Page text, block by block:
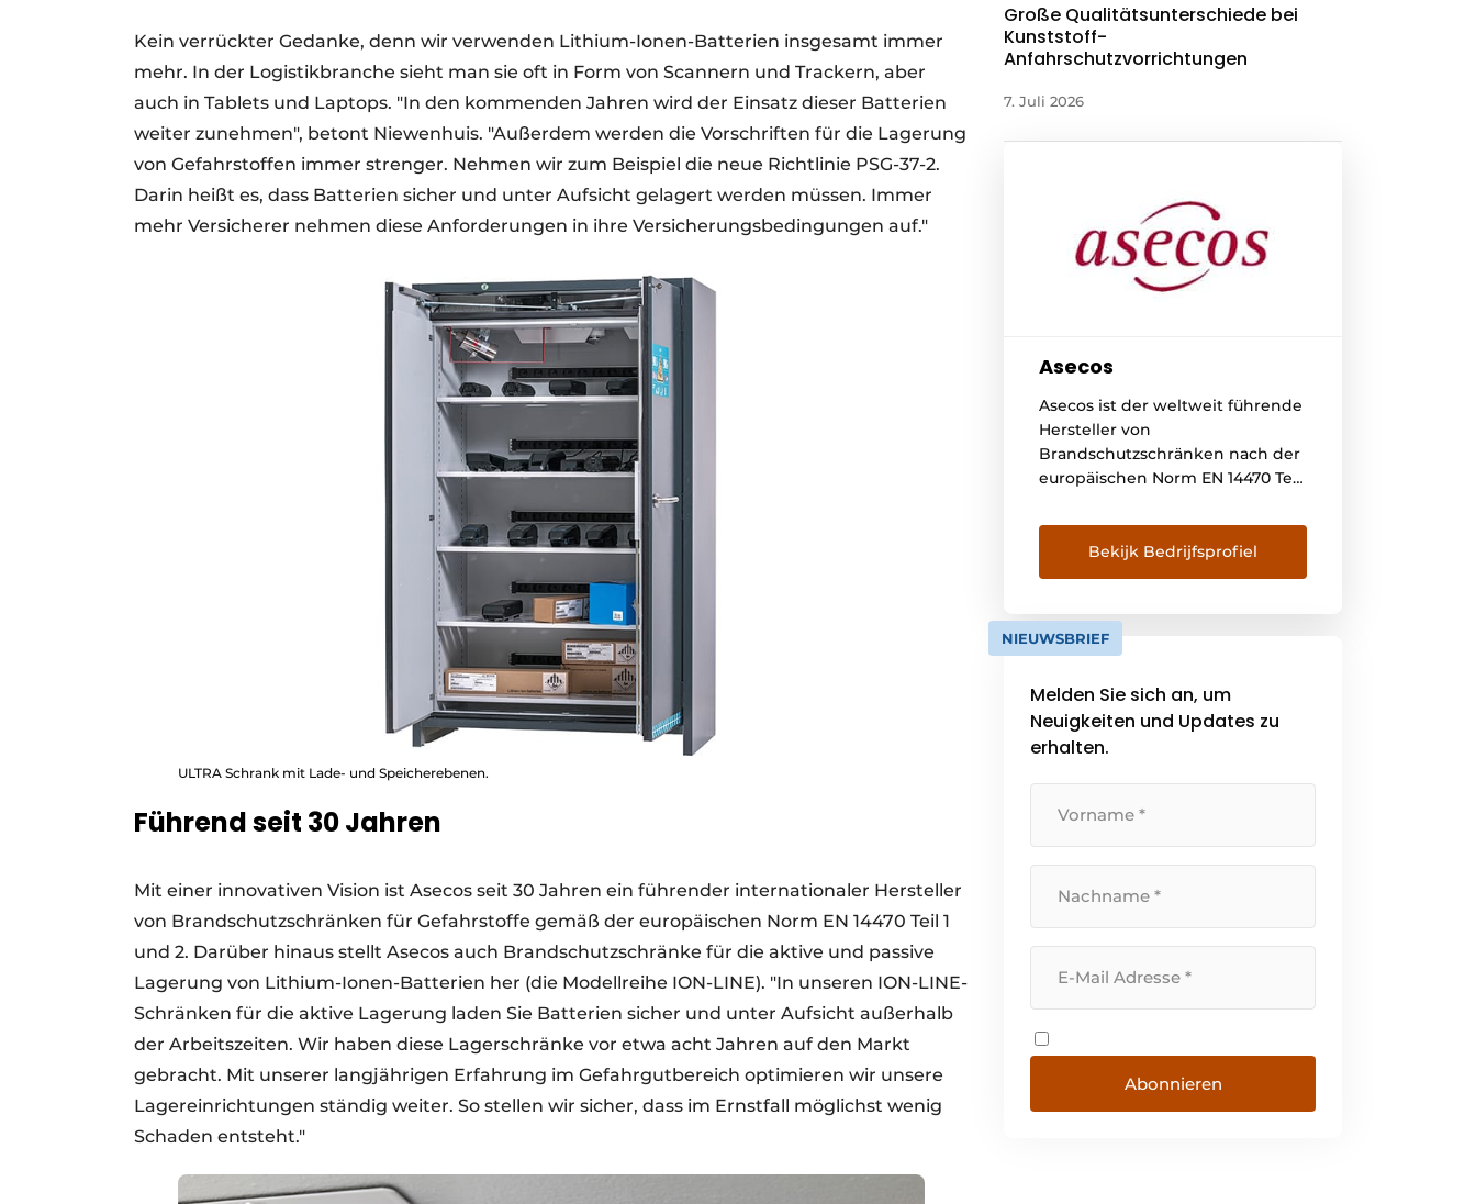
Kein verrückter Gedanke, denn wir verwenden Lithium-Ionen-Batterien insgesamt immer
mehr. In der Logistikbranche sieht man sie oft in Form von Scannern und Trackern, aber
auch in Tablets und Laptops. "In den kommenden Jahren wird der Einsatz dieser Batterien
weiter zunehmen", betont Niewenhuis. "Außerdem werden die Vorschriften für die Lagerung
von Gefahrstoffen immer strenger. Nehmen wir zum Beispiel die neue Richtlinie PSG-37-2.
Darin heißt es, dass Batterien sicher und unter Aufsicht gelagert werden müssen. Immer
mehr Versicherer nehmen diese Anforderungen in ihre Versicherungsbedingungen auf."
ULTRA Schrank mit Lade- und Speicherebenen.
Führend seit 30 Jahren
Mit einer innovativen Vision ist Asecos seit 30 Jahren ein führender internationaler Hersteller
von Brandschutzschränken für Gefahrstoffe gemäß der europäischen Norm EN 14470 Teil 1
und 2. Darüber hinaus stellt Asecos auch Brandschutzschränke für die aktive und passive
Lagerung von Lithium-Ionen-Batterien her (die Modellreihe ION-LINE). "In unseren ION-LINE-
Schränken für die aktive Lagerung laden Sie Batterien sicher und unter Aufsicht außerhalb
der Arbeitszeiten. Wir haben diese Lagerschränke vor etwa acht Jahren auf den Markt
gebracht. Mit unserer langjährigen Erfahrung im Gefahrgutbereich optimieren wir unsere
Lagereinrichtungen ständig weiter. So stellen wir sicher, dass im Ernstfall möglichst wenig
Schaden entsteht."
Große Qualitätsunterschiede bei
Kunststoff-
Anfahrschutzvorrichtungen
7. Juli 2026
Asecos
Asecos ist der weltweit führende
Hersteller von
Brandschutzschränken nach der
europäischen Norm EN 14470 Teil
Brandschutzschränken für die
aktive und passive Lagerung von
Lithium-Ionen-Batterien mit
Wir sorgen für die
ordnungsgemäße und sichere
Gefahrstoffen im Arbeitsalltag.
[...]
Bekijk Bedrijfsprofiel
NIEUWSBRIEF
Melden Sie sich an, um
Neuigkeiten und Updates zu
erhalten.
Abonnieren